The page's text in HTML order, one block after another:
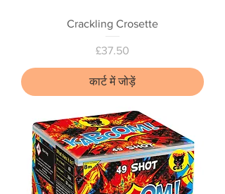
Crackling Crosette
मूल्य
£37.50
कार्ट में जोड़ें